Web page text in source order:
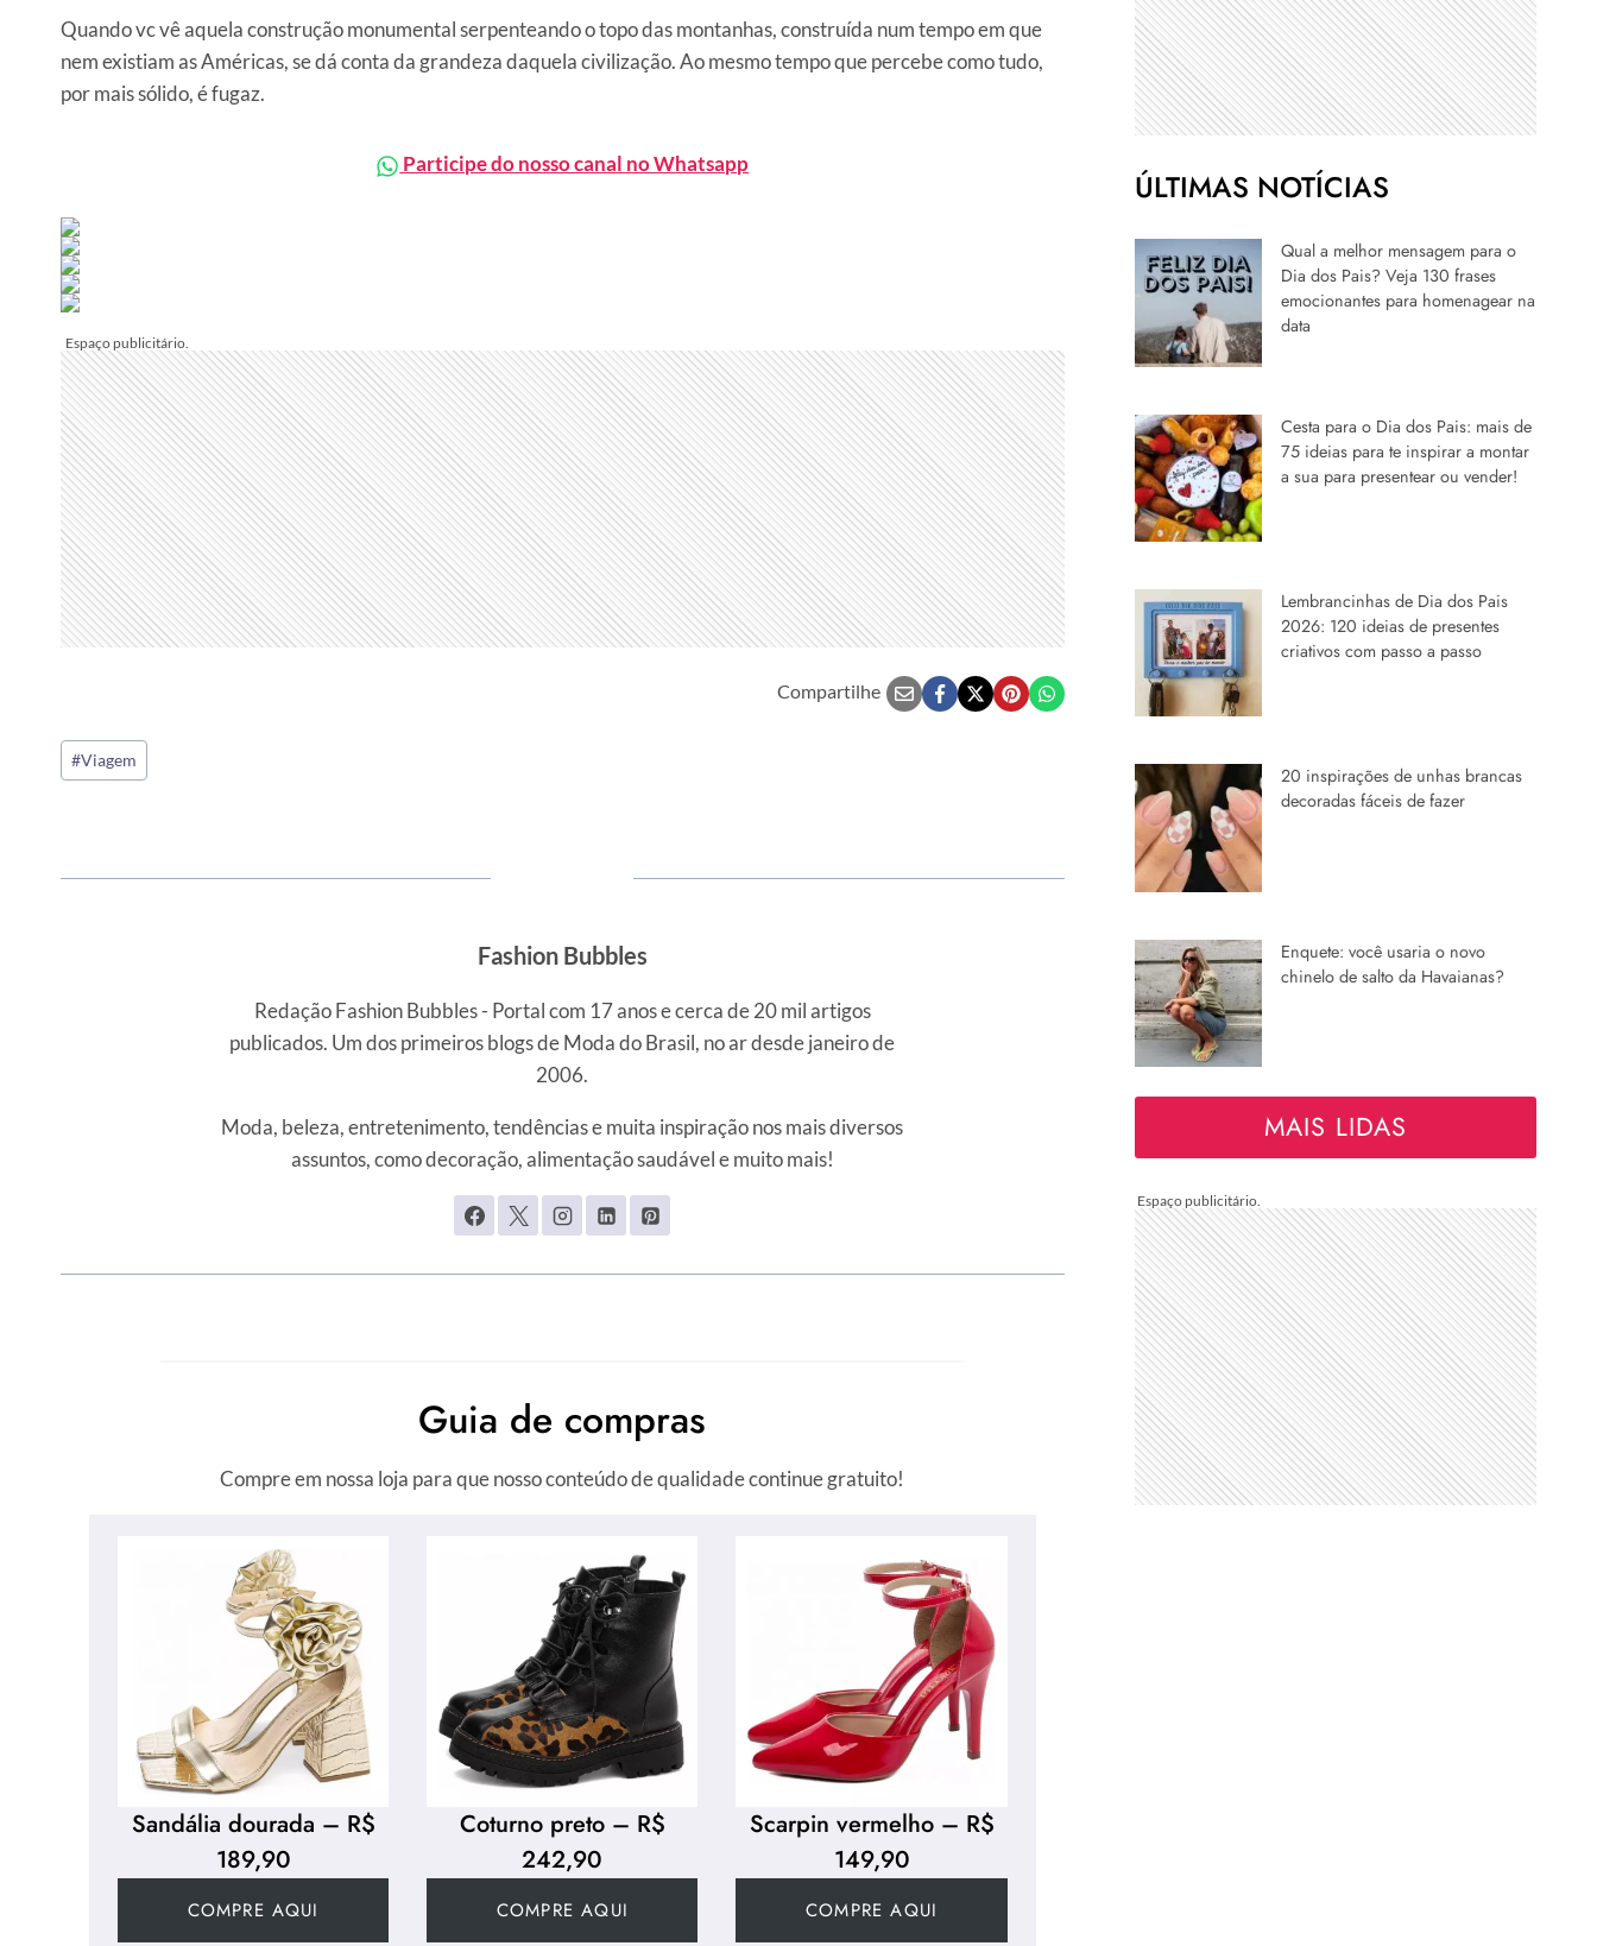
Quando vc vê aquela construção monumental serpenteando o topo das montanhas, construída num tempo em que
nem existiam as Américas, se dá conta da grandeza daquela civilização. Ao mesmo tempo que percebe como tudo,
por mais sólido, é fugaz.
Participe do nosso canal no Whatsapp
Compartilhe
Tags
do
#Viagem
Fashion Bubbles
Redação Fashion Bubbles - Portal com 17 anos e cerca de 20 mil artigos
publicados. Um dos primeiros blogs de Moda do Brasil, no ar desde janeiro de
2006.
Moda, beleza, entretenimento, tendências e muita inspiração nos mais diversos
assuntos, como decoração, alimentação saudável e muito mais!
Guia de compras
Compre em nossa loja para que nosso conteúdo de qualidade continue gratuito!
Sandália dourada – R$
189,90
COMPRE AQUI
Coturno preto – R$
242,90
COMPRE AQUI
Scarpin vermelho – R$
149,90
COMPRE AQUI
ÚLTIMAS NOTÍCIAS
Qual a melhor mensagem para o
Dia dos Pais? Veja 130 frases
emocionantes para homenagear na
data
Cesta para o Dia dos Pais: mais de
75 ideias para te inspirar a montar
a sua para presentear ou vender!
Lembrancinhas de Dia dos Pais
2026: 120 ideias de presentes
criativos com passo a passo
20 inspirações de unhas brancas
decoradas fáceis de fazer
Enquete: você usaria o novo
chinelo de salto da Havaianas?
MAIS LIDAS